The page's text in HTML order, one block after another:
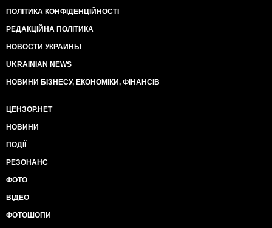
ПОЛІТИКА КОНФІДЕНЦІЙНОСТІ
РЕДАКЦІЙНА ПОЛІТИКА
НОВОСТИ УКРАИНЫ
UKRAINIAN NEWS
НОВИНИ БІЗНЕСУ, ЕКОНОМІКИ, ФІНАНСІВ
ЦЕНЗОР.НЕТ
НОВИНИ
ПОДІЇ
РЕЗОНАНС
ФОТО
ВІДЕО
ФОТОШОПИ